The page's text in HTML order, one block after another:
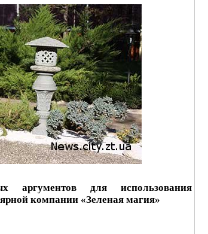
аргументов для использования
компании «Зеленая магия»